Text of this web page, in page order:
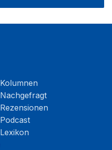
Kolumnen
Nachgefragt
Rezensionen
Podcast
Lexikon